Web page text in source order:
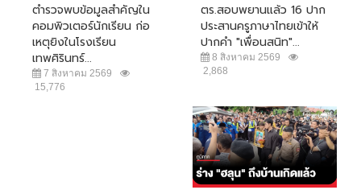
ตำรวจพบข้อมูลสำคัญใน
คอมพิวเตอร์นักเรียน ก่อ
เหตุยิงในโรงเรียน
เทพศิรินทร์...
7 สิงหาคม 2569
15,776
ตร.สอบพยานแล้ว 16 ปาก
ประสานครูภาษาไทยเข้าให้
ปากคำ "เพื่อนสนิท"...
8 สิงหาคม 2569
2,868